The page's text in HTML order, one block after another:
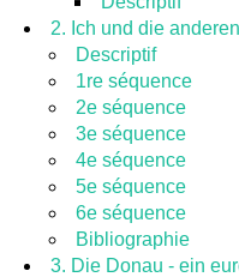
2. Ich und die anderen
Descriptif
1re séquence
2e séquence
3e séquence
4e séquence
5e séquence
6e séquence
Bibliographie
3. Die Donau - ein